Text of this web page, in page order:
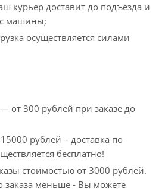
курьер доставит до подъезда и
с машины;
осуществляется силами
от 300 рублей при заказе до
рублей – доставка по
бесплатно!
стоимостью от 3000 рублей.
заказа меньше - Вы можете